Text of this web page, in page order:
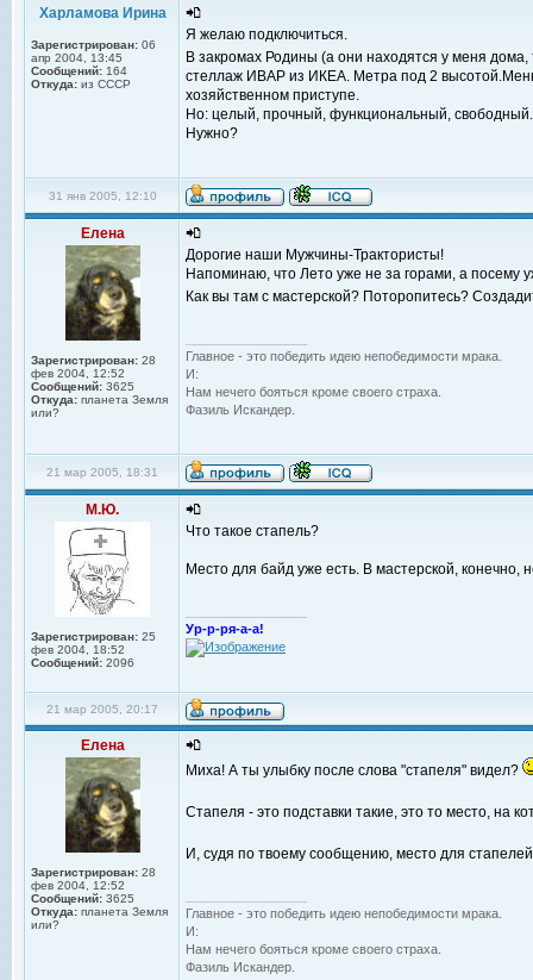
Харламова Ирина
Зарегистрирован: 06
апр 2004, 13:45
Сообщений: 164
Откуда: из СССР
Я желаю подключиться.
В закромах Родины (а они находятся у меня
стеллаж ИВАР из ИКЕА. Метра под 2
хозяйственном приступе.
Но: целый, прочный, функциональный, свободный.
Нужно?
31 янв 2005, 12:10
Елена
Зарегистрирован: 28
фев 2004, 12:52
Сообщений: 3625
Откуда: планета Земля
или?
Дорогие наши Мужчины-Трактористы!
Напоминаю, что Лето уже не за горами, а посему
Как вы там с мастерской? Поторопитесь?
Главное - это победить идею непобедимости мрака.
И:
Нам нечего бояться кроме своего страха.
Фазиль Искандер.
21 мар 2005, 18:31
М.Ю.
Зарегистрирован: 25
фев 2004, 18:52
Сообщений: 2096
Что такое стапель?
Место для байд уже есть. В мастерской,
Ур-р-ря-а-а!
21 мар 2005, 20:17
Елена
Зарегистрирован: 28
фев 2004, 12:52
Сообщений: 3625
Откуда: планета Земля
или?
Миха! А ты улыбку после слова "стапеля" видел?
Стапеля - это подставки такие, это то место, на
И, судя по твоему сообщению, место для
Главное - это победить идею непобедимости мрака.
И:
Нам нечего бояться кроме своего страха.
Фазиль Искандер.